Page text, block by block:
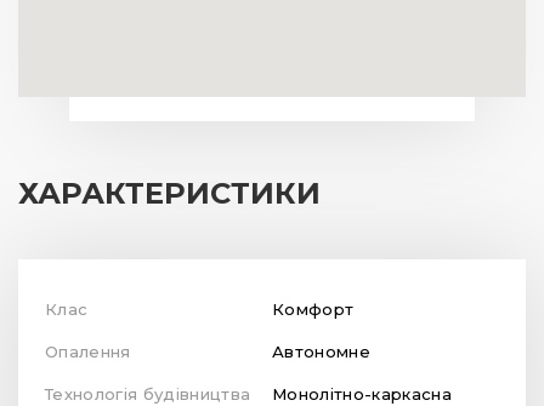
ХАРАКТЕРИСТИКИ
Клас Комфорт
Опалення Автономне
Технологія будівництва Монолітно-каркасна